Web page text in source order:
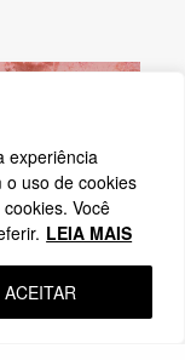
experiência
o uso de cookies
Você
LEIA MAIS
ACEITAR